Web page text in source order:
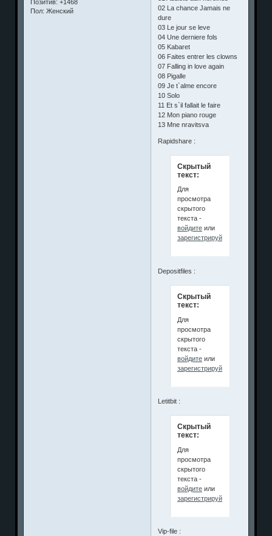
Позитив: +1468
Пол: Женский
02 La chance Jamais ne
dure
03 Le jour se leve
04 Une derniere fols
05 Kabaret
06 Faites entrer les clowns
07 Falling in love again
08 Pigalle
09 Je t`alme encore
10 Solo
11 Et s`il fallait le faire
12 Mon piano rouge
13 Mne nravitsva
Rapidshare :
Скрытый
текст:
Для
просмотра
скрытого
текста -
войдитеили
зарегистрируйтесь
Depositfiles :
Скрытый
текст:
Для
просмотра
скрытого
текста -
войдитеили
зарегистрируйтесь
Letitbit :
Скрытый
текст:
Для
просмотра
скрытого
текста -
войдитеили
зарегистрируйтесь
Vip-file :